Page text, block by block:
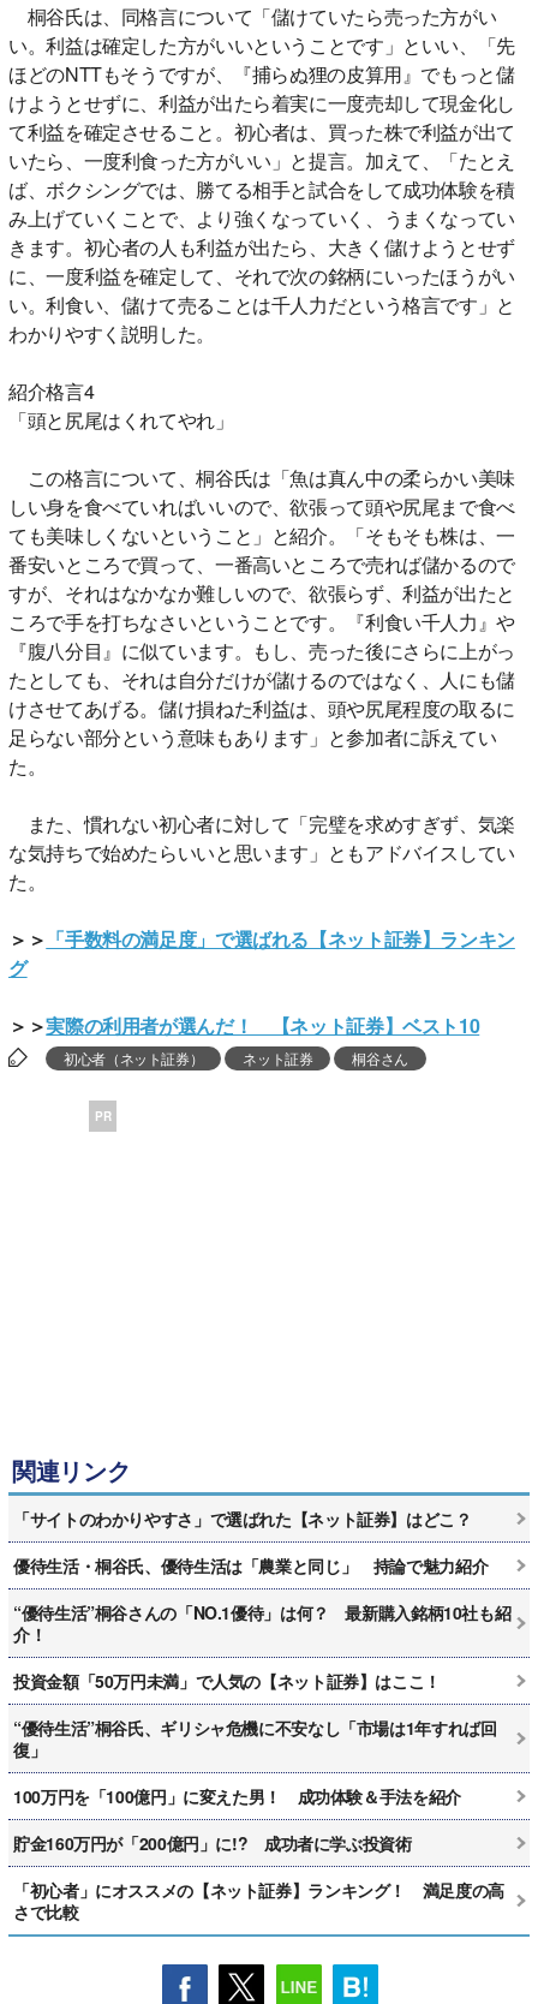
桐谷氏は、同格言について「儲けていたら売った方がい
い。利益は確定した方がいいということです」といい、「先
ほどのNTTもそうですが、『捕らぬ狸の皮算用』でもっと儲
けようとせずに、利益が出たら着実に一度売却して現金化し
て利益を確定させること。初心者は、買った株で利益が出て
いたら、一度利食った方がいい」と提言。加えて、「たとえ
ば、ボクシングでは、勝てる相手と試合をして成功体験を積
み上げていくことで、より強くなっていく、うまくなってい
きます。初心者の人も利益が出たら、大きく儲けようとせず
に、一度利益を確定して、それで次の銘柄にいったほうがい
い。利食い、儲けて売ることは千人力だという格言です」と
わかりやすく説明した。
紹介格言4
「頭と尻尾はくれてやれ」
この格言について、桐谷氏は「魚は真ん中の柔らかい美味
しい身を食べていればいいので、欲張って頭や尻尾まで食べ
ても美味しくないということ」と紹介。「そもそも株は、一
番安いところで買って、一番高いところで売れば儲かるので
すが、それはなかなか難しいので、欲張らず、利益が出たと
ころで手を打ちなさいということです。『利食い千人力』や
『腹八分目』に似ています。もし、売った後にさらに上がっ
たとしても、それは自分だけが儲けるのではなく、人にも儲
けさせてあげる。儲け損ねた利益は、頭や尻尾程度の取るに
足らない部分という意味もあります」と参加者に訴えてい
た。
また、慣れない初心者に対して「完璧を求めすぎず、気楽
な気持ちで始めたらいいと思います」ともアドバイスしてい
た。
＞＞ 「手数料の満足度」で選ばれる【ネット証券】ランキン
グ
＞＞実際の利用者が選んだ！ 【ネット証券】ベスト10
初心者（ネット証券） ネット証券 桐谷さん
PR
関連リンク
「サイトのわかりやすさ」で選ばれた【ネット証券】はどこ？
優待生活・桐谷氏、優待生活は「農業と同じ」 持論で魅力紹介
“優待生活”桐谷さんの「NO.1優待」は何？ 最新購入銘柄10社も紹
介！
投資金額「50万円未満」で人気の【ネット証券】はここ！
“優待生活”桐谷氏、ギリシャ危機に不安なし「市場は1年すれば回
復」
100万円を「100億円」に変えた男！ 成功体験＆手法を紹介
貯金160万円が「200億円」に!? 成功者に学ぶ投資術
「初心者」にオススメの【ネット証券】ランキング！ 満足度の高
さで比較